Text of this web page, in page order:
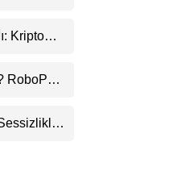
Kripto
RoboPay